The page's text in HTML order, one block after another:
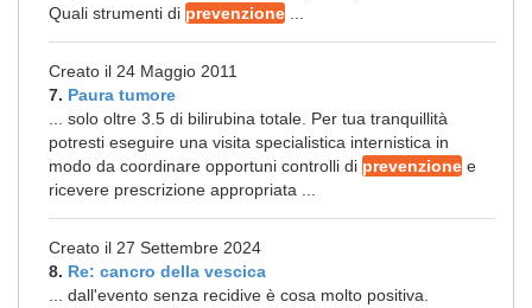
Quali strumenti di prevenzione
Creato il 24 Maggio 2011
7. Paura tumore
... solo oltre 3.5 di bilirubina totale. Per tua tranquillità
potresti eseguire una visita specialistica internistica in
modo da coordinare opportuni controlli di prevenzione e
ricevere prescrizione appropriata ...
Creato il 27 Settembre 2024
8. Re: cancro della vescica
... dall'evento senza recidive è cosa molto positiva.